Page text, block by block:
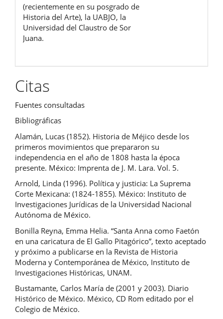
(recientemente en su posgrado de
Historia del Arte), la UABJO, la
Universidad del Claustro de Sor
Juana.
Citas
Fuentes consultadas
Bibliográficas
Alamán, Lucas (1852). Historia de Méjico desde los
primeros movimientos que prepararon su
independencia en el año de 1808 hasta la época
presente. México: Imprenta de J. M. Lara. Vol. 5.
Arnold, Linda (1996). Política y justicia: La Suprema
Corte Mexicana: (1824-1855). México: Instituto de
Investigaciones Jurídicas de la Universidad Nacional
Autónoma de México.
Bonilla Reyna, Emma Helia. “Santa Anna como Faetón
en una caricatura de El Gallo Pitagórico”, texto aceptado
y próximo a publicarse en la Revista de Historia
Moderna y Contemporánea de México, Instituto de
Investigaciones Históricas, UNAM.
Bustamante, Carlos María de (2001 y 2003). Diario
Histórico de México. México, CD Rom editado por el
Colegio de México.